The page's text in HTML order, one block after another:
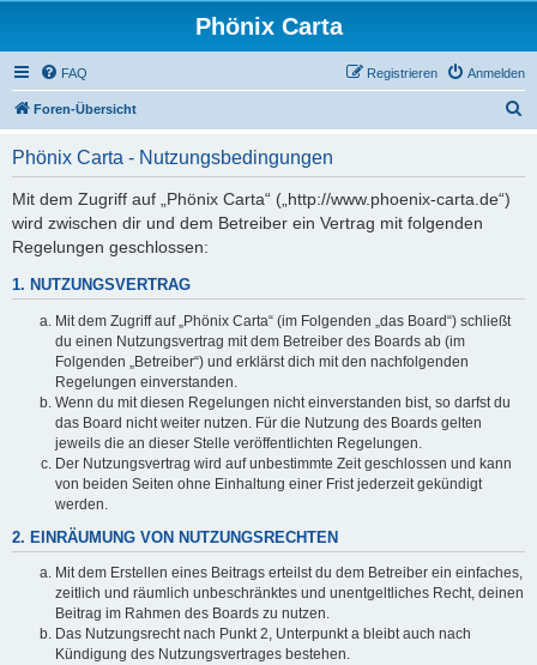
Phönix Carta
FAQ Anmelden
Registrieren
Foren-Übersicht
Phönix Carta - Nutzungsbedingungen
Mit dem Zugriff auf „Phönix Carta“ („http://www.phoenix-carta.de“)
wird zwischen dir und dem Betreiber ein Vertrag mit folgenden
Regelungen geschlossen:
1. NUTZUNGSVERTRAG
Mit dem Zugriff auf „Phönix Carta“ (im Folgenden „das Board“) schließt
du einen Nutzungsvertrag mit dem Betreiber des Boards ab (im
Folgenden „Betreiber“) und erklärst dich mit den nachfolgenden
Regelungen einverstanden.
Wenn du mit diesen Regelungen nicht einverstanden bist, so darfst du
das Board nicht weiter nutzen. Für die Nutzung des Boards gelten
jeweils die an dieser Stelle veröffentlichten Regelungen.
Der Nutzungsvertrag wird auf unbestimmte Zeit geschlossen und kann
von beiden Seiten ohne Einhaltung einer Frist jederzeit gekündigt
werden.
2. EINRÄUMUNG VON NUTZUNGSRECHTEN
Mit dem Erstellen eines Beitrags erteilst du dem Betreiber ein einfaches,
zeitlich und räumlich unbeschränktes und unentgeltliches Recht, deinen
Beitrag im Rahmen des Boards zu nutzen.
Das Nutzungsrecht nach Punkt 2, Unterpunkt a bleibt auch nach
Kündigung des Nutzungsvertrages bestehen.